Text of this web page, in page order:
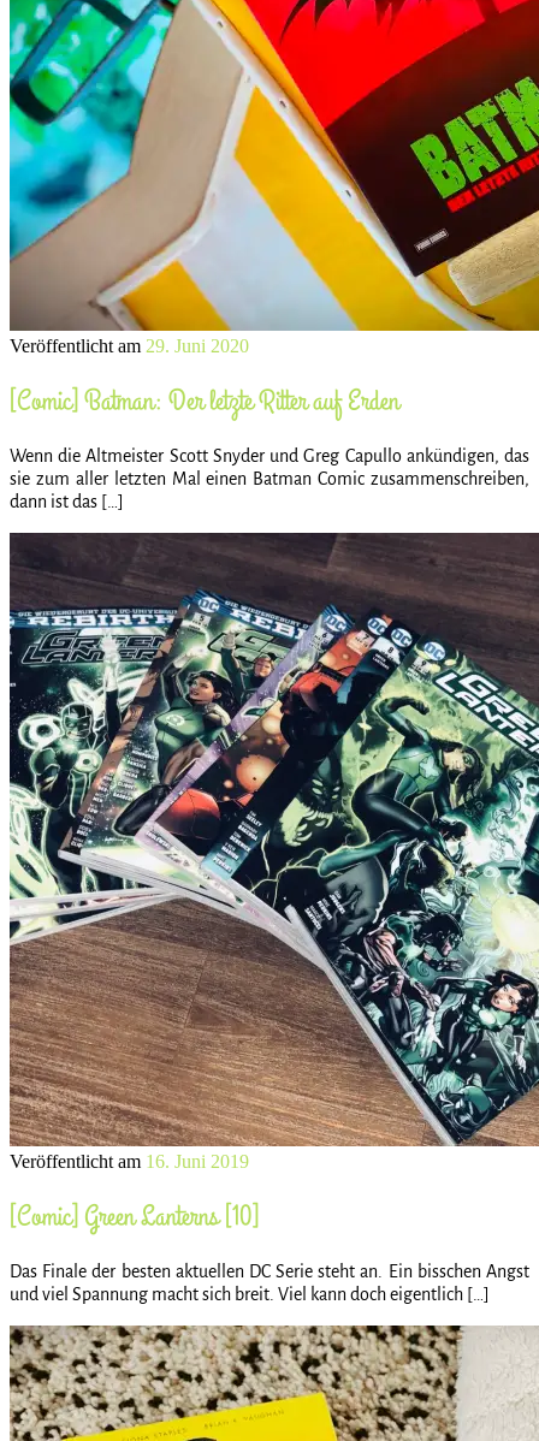
Veröffentlicht am 29. Juni 2020
[Comic] Batman: Der letzte Ritter auf Erden
Wenn die Altmeister Scott Snyder und Greg Capullo ankündigen, das
sie zum aller letzten Mal einen Batman Comic zusammenschreiben,
dann ist das […]
Veröffentlicht am 16. Juni 2019
[Comic] Green Lanterns [10]
Das Finale der besten aktuellen DC Serie steht an. Ein bisschen Angst
und viel Spannung macht sich breit. Viel kann doch eigentlich […]